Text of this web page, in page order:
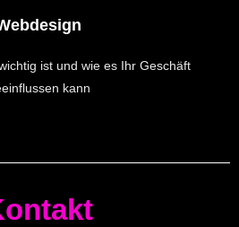
ist und wie es Ihr Geschäft
kann